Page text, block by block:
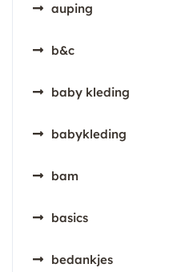
auping
b&c
baby kleding
babykleding
bam
basics
bedankjes